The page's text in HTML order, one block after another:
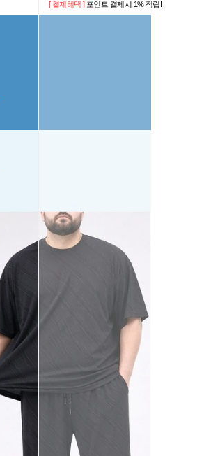
PAYCO 바로구매
[ 결제혜택 ] 포인트 결제시 1% 적립!